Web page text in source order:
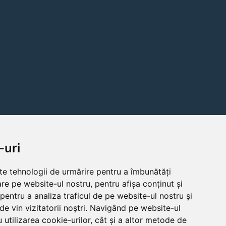
uri
tehnologii de urmărire pentru a îmbunătăți
pe website-ul nostru, pentru afișa conținut și
a analiza traficul de pe website-ul nostru și
vin vizitatorii noștri. Navigând pe website-ul
utilizarea cookie-urilor, cât și a altor metode de